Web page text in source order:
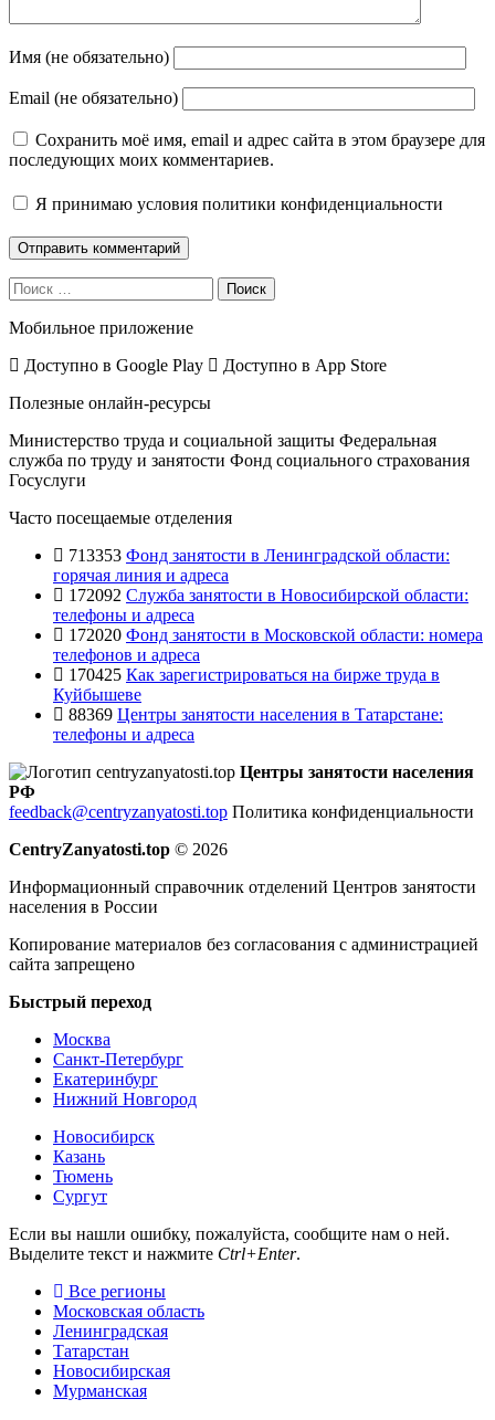
Имя (не обязательно)
Email (не обязательно)
Сохранить моё имя, email и адрес сайта в этом браузере для
последующих моих комментариев.
Я принимаю условия политики конфиденциальности
Поиск
Мобильное приложение
Доступно в Google Play Доступно в App Store
Полезные онлайн-ресурсы
Министерство труда и социальной защиты Федеральная
служба по труду и занятости Фонд социального страхования
Госуслуги
Часто посещаемые отделения
713353 Фонд занятости в Ленинградской области:
горячая линия и адреса
172092 Служба занятости в Новосибирской области:
телефоны и адреса
172020 Фонд занятости в Московской области: номера
телефонов и адреса
170425 Как зарегистрироваться на бирже труда в
Куйбышеве
88369 Центры занятости населения в Татарстане:
телефоны и адреса
Центры занятости населения
РФ
feedback@centryzanyatosti.top Политика конфиденциальности
CentryZanyatosti.top © 2026
Информационный справочник отделений Центров занятости
населения в России
Копирование материалов без согласования с администрацией
сайта запрещено
Быстрый переход
Москва
Санкт-Петербург
Екатеринбург
Нижний Новгород
Новосибирск
Казань
Тюмень
Сургут
Если вы нашли ошибку, пожалуйста, сообщите нам о ней.
Выделите текст и нажмите Ctrl+Enter.
Все регионы
Московская область
Ленинградская
Татарстан
Новосибирская
Мурманская